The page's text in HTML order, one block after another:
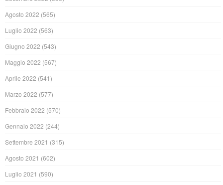
Agosto 2022 (565)
Luglio 2022 (563)
Giugno 2022 (543)
Maggio 2022 (567)
Aprile 2022 (541)
Marzo 2022 (577)
Febbraio 2022 (570)
Gennaio 2022 (244)
Settembre 2021 (315)
Agosto 2021 (602)
Luglio 2021 (590)